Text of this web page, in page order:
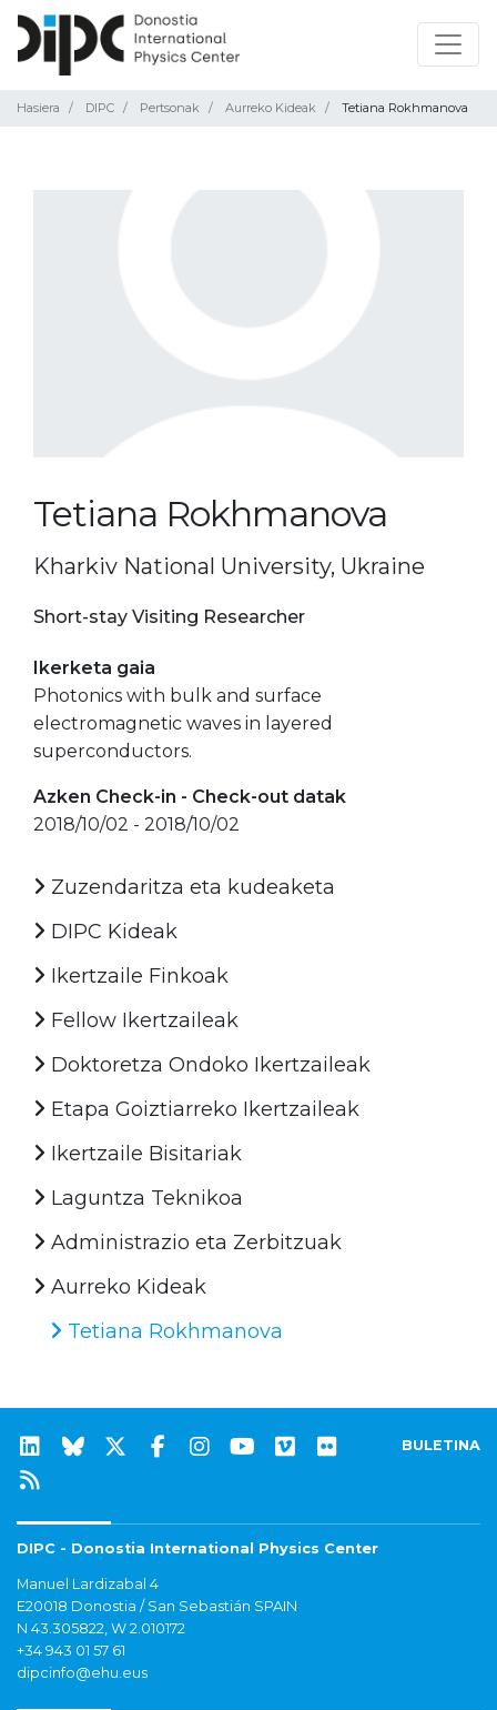
Hasiera DIPC Pertsonak Aurreko Kideak Tetiana Rokhmanova
Tetiana Rokhmanova
Kharkiv National University, Ukraine
Short-stay Visiting Researcher
Ikerketa gaia
Photonics with bulk and surface
electromagnetic waves in layered
superconductors.
Azken Check-in - Check-out datak
2018/10/02 - 2018/10/02
Zuzendaritza eta kudeaketa
DIPC Kideak
Ikertzaile Finkoak
Fellow Ikertzaileak
Doktoretza Ondoko Ikertzaileak
Etapa Goiztiarreko Ikertzaileak
Ikertzaile Bisitariak
Laguntza Teknikoa
Administrazio eta Zerbitzuak
Aurreko Kideak
Tetiana Rokhmanova
BULETINA
DIPC - Donostia International Physics Center
Manuel Lardizabal 4
E20018 Donostia / San Sebastián SPAIN
N 43.305822, W 2.010172
+34 943 01 57 61
dipcinfo@ehu.eus